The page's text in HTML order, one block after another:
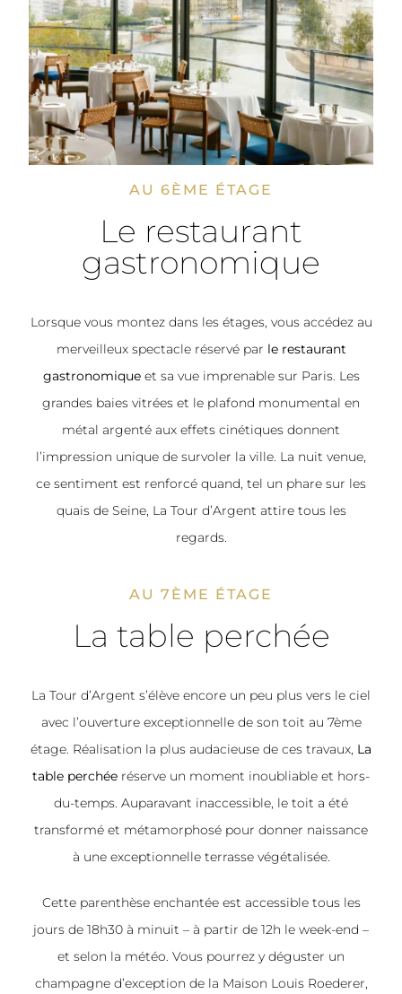
AU 6ÈME ÉTAGE
Le restaurant
gastronomique
Lorsque vous montez dans les étages, vous accédez au
merveilleux spectacle réservé par le restaurant
gastronomiqueet sa vue imprenable sur Paris. Les
grandes baies vitrées et le plafond monumental en
métal argenté aux effets cinétiques donnent
l’impression unique de survoler la ville. La nuit venue,
ce sentiment est renforcé quand, tel un phare sur les
quais de Seine, La Tour d’Argent attire tous les
regards.
AU 7ÈME ÉTAGE
La table perchée
La Tour d’Argent s’élève encore un peu plus vers le ciel
avec l’ouverture exceptionnelle de son toit au 7ème
étage. Réalisation la plus audacieuse de ces travaux, La
table perchée réserve un moment inoubliable et hors-
du-temps. Auparavant inaccessible, le toit a été
transformé et métamorphosé pour donner naissance
à une exceptionnelle terrasse végétalisée.
Cette parenthèse enchantée est accessible tous les
jours de 18h30 à minuit – à partir de 12h le week-end –
et selon la météo. Vous pourrez y déguster un
champagne d’exception de la Maison Louis Roederer,